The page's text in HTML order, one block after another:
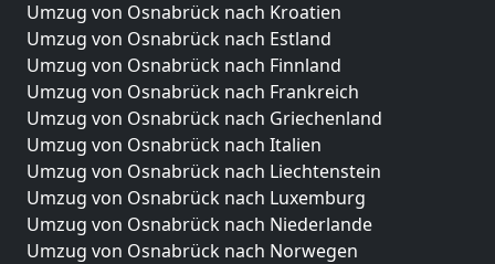
Umzug von Osnabrück nach Kroatien
Umzug von Osnabrück nach Estland
Umzug von Osnabrück nach Finnland
Umzug von Osnabrück nach Frankreich
Umzug von Osnabrück nach Griechenland
Umzug von Osnabrück nach Italien
Umzug von Osnabrück nach Liechtenstein
Umzug von Osnabrück nach Luxemburg
Umzug von Osnabrück nach Niederlande
Umzug von Osnabrück nach Norwegen